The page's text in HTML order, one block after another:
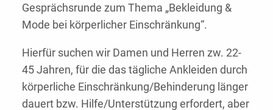
Gesprächsrunde zum Thema „Bekleidung &
Mode bei körperlicher Einschränkung“.
Hierfür suchen wir Damen und Herren zw. 22-
45 Jahren, für die das tägliche Ankleiden durch
körperliche Einschränkung/Behinderung länger
dauert bzw. Hilfe/Unterstützung erfordert, aber